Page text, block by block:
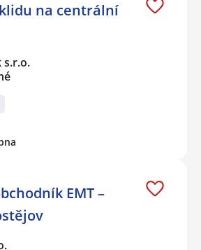
na centrální
s.r.o.
EMT –